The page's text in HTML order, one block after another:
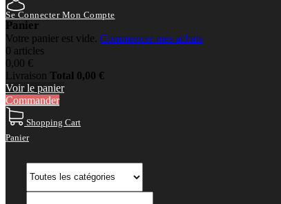
Se Connecter Mon Compte
Panier
Votre panier est vide. Commencer mes achats
0 articles
0,00 €
Livraison Total 0,00 €
Voir le panier
Commander
Shopping Cart
Panier